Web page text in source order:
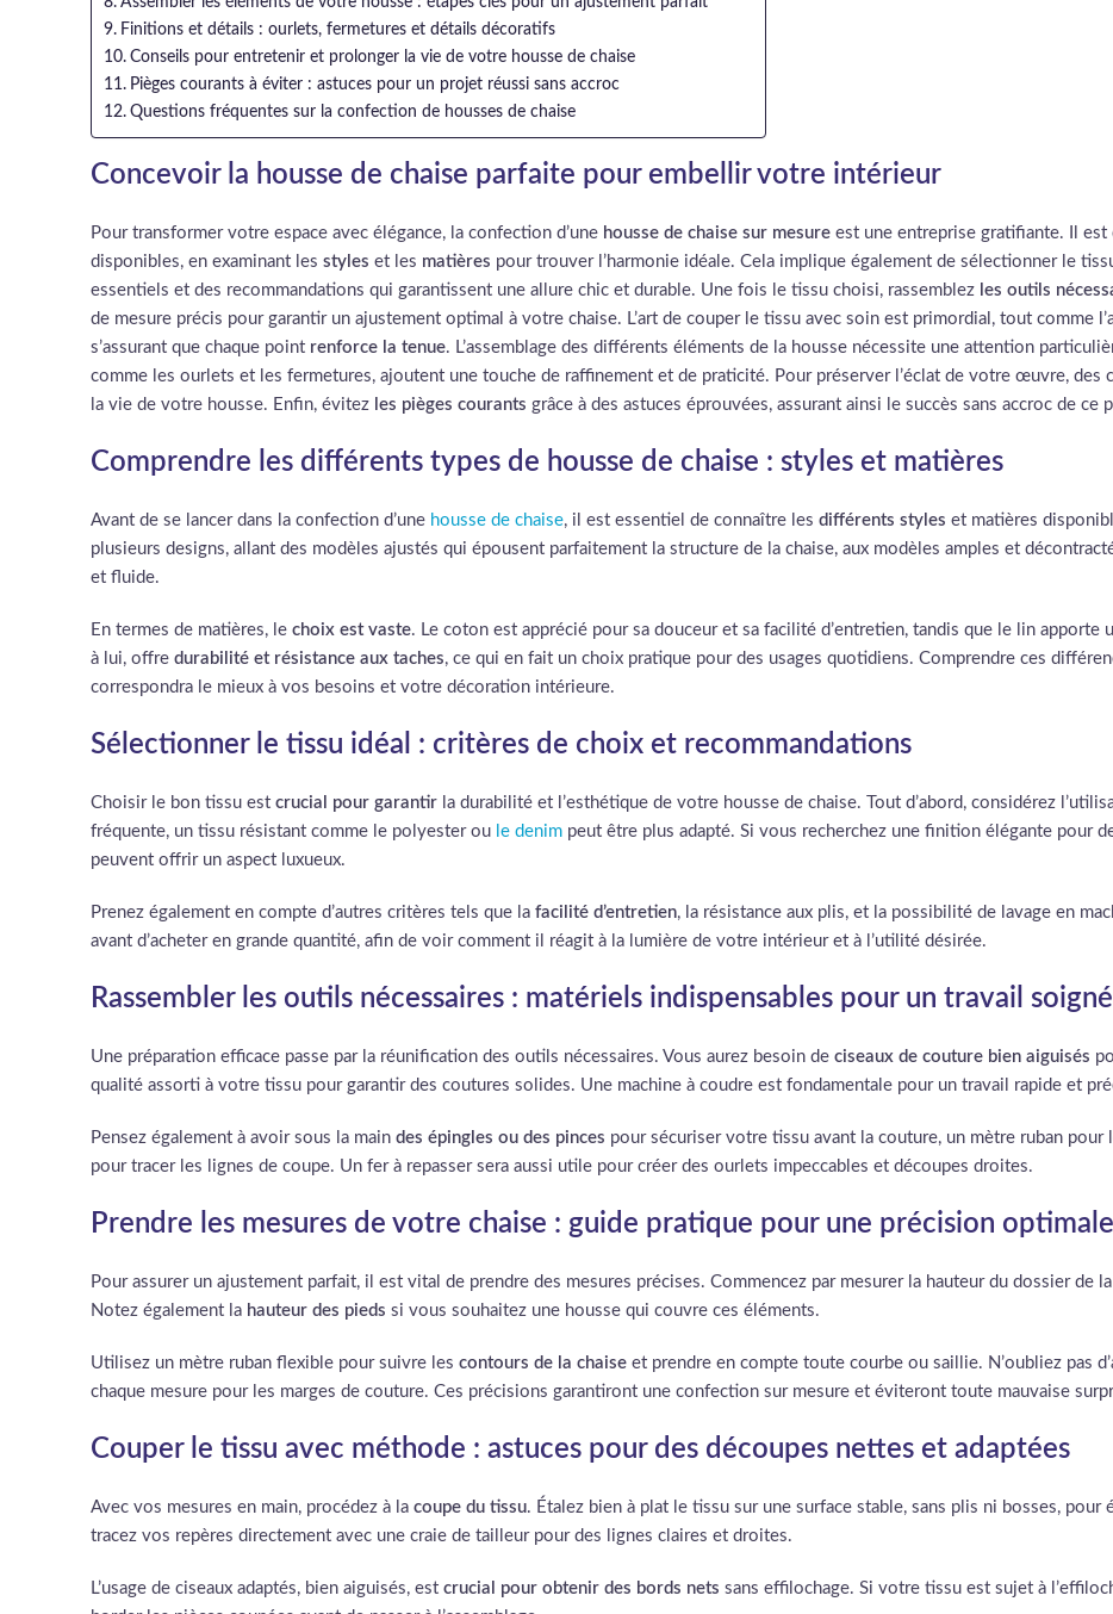
Finitions et détails : ourlets, fermetures et détails décoratifs
Conseils pour entretenir et prolonger la vie de votre housse de chaise
Pièges courants à éviter : astuces pour un projet réussi sans accroc
Questions fréquentes sur la confection de housses de chaise
Concevoir la housse de chaise parfaite pour embellir votre intérieur
Pour transformer votre espace avec élégance, la confection d’une housse de chaise sur mesure est une entreprise gratifiante. Il
disponibles, en examinant les styles et les matières pour trouver l’harmonie idéale. Cela implique également de sélectionner le
essentiels et des recommandations qui garantissent une allure chic et durable. Une fois le tissu choisi, rassemblez les outils
de mesure précis pour garantir un ajustement optimal à votre chaise. L’art de couper le tissu avec soin est primordial, tout comme
s’assurant que chaque point renforce la tenue. L’assemblage des différents éléments de la housse nécessite une attention
comme les ourlets et les fermetures, ajoutent une touche de raffinement et de praticité. Pour préserver l’éclat de votre œuvre, des
la vie de votre housse. Enfin, évitez les pièges courants grâce à des astuces éprouvées, assurant ainsi le succès sans accroc de
Comprendre les différents types de housse de chaise : styles et matières
Avant de se lancer dans la confection d’une housse de chaise, il est essentiel de connaître les différents styles et matières
plusieurs designs, allant des modèles ajustés qui épousent parfaitement la structure de la chaise, aux modèles amples et
et fluide.
En termes de matières, le choix est vaste. Le coton est apprécié pour sa douceur et sa facilité d’entretien, tandis que le lin
à lui, offre durabilité et résistance aux taches, ce qui en fait un choix pratique pour des usages quotidiens. Comprendre ces
correspondra le mieux à vos besoins et votre décoration intérieure.
Sélectionner le tissu idéal : critères de choix et recommandations
Choisir le bon tissu est crucial pour garantir la durabilité et l’esthétique de votre housse de chaise. Tout d’abord, considérez
fréquente, un tissu résistant comme le polyester ou le denim peut être plus adapté. Si vous recherchez une finition élégante pour
peuvent offrir un aspect luxueux.
Prenez également en compte d’autres critères tels que la facilité d’entretien, la résistance aux plis, et la possibilité de lavage en
avant d’acheter en grande quantité, afin de voir comment il réagit à la lumière de votre intérieur et à l’utilité désirée.
Rassembler les outils nécessaires : matériels indispensables pour un travail soigné
Une préparation efficace passe par la réunification des outils nécessaires. Vous aurez besoin de ciseaux de couture bien aiguisés
qualité assorti à votre tissu pour garantir des coutures solides. Une machine à coudre est fondamentale pour un travail rapide et
Pensez également à avoir sous la main des épingles ou des pinces pour sécuriser votre tissu avant la couture, un mètre ruban
pour tracer les lignes de coupe. Un fer à repasser sera aussi utile pour créer des ourlets impeccables et découpes droites.
Prendre les mesures de votre chaise : guide pratique pour une précision optimale
Pour assurer un ajustement parfait, il est vital de prendre des mesures précises. Commencez par mesurer la hauteur du dossier de
Notez également la hauteur des pieds si vous souhaitez une housse qui couvre ces éléments.
Utilisez un mètre ruban flexible pour suivre les contours de la chaise et prendre en compte toute courbe ou saillie. N’oubliez pas
chaque mesure pour les marges de couture. Ces précisions garantiront une confection sur mesure et éviteront toute mauvaise
Couper le tissu avec méthode : astuces pour des découpes nettes et adaptées
Avec vos mesures en main, procédez à la coupe du tissu. Étalez bien à plat le tissu sur une surface stable, sans plis ni bosses,
tracez vos repères directement avec une craie de tailleur pour des lignes claires et droites.
L’usage de ciseaux adaptés, bien aiguisés, est crucial pour obtenir des bords nets sans effilochage. Si votre tissu est sujet à